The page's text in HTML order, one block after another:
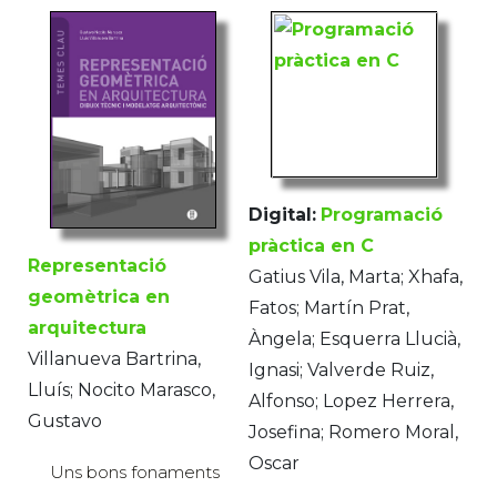
Representació
geomètrica en
arquitectura
Villanueva Bartrina,
Lluís; Nocito Marasco,
Gustavo
Uns bons fonaments
Digital: Programació
pràctica en C
Gatius Vila, Marta; Xhafa,
Fatos; Martín Prat,
Àngela; Esquerra Llucià,
Ignasi; Valverde Ruiz,
Alfonso; Lopez Herrera,
Josefina; Romero Moral,
Oscar